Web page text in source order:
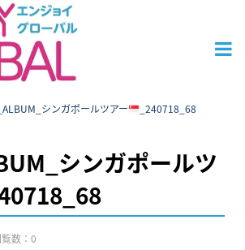
シンガポールツアー _240718_68
シンガポールツ
数：0